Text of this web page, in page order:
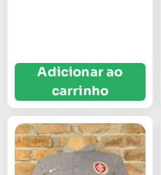
Adicionar ao
carrinho